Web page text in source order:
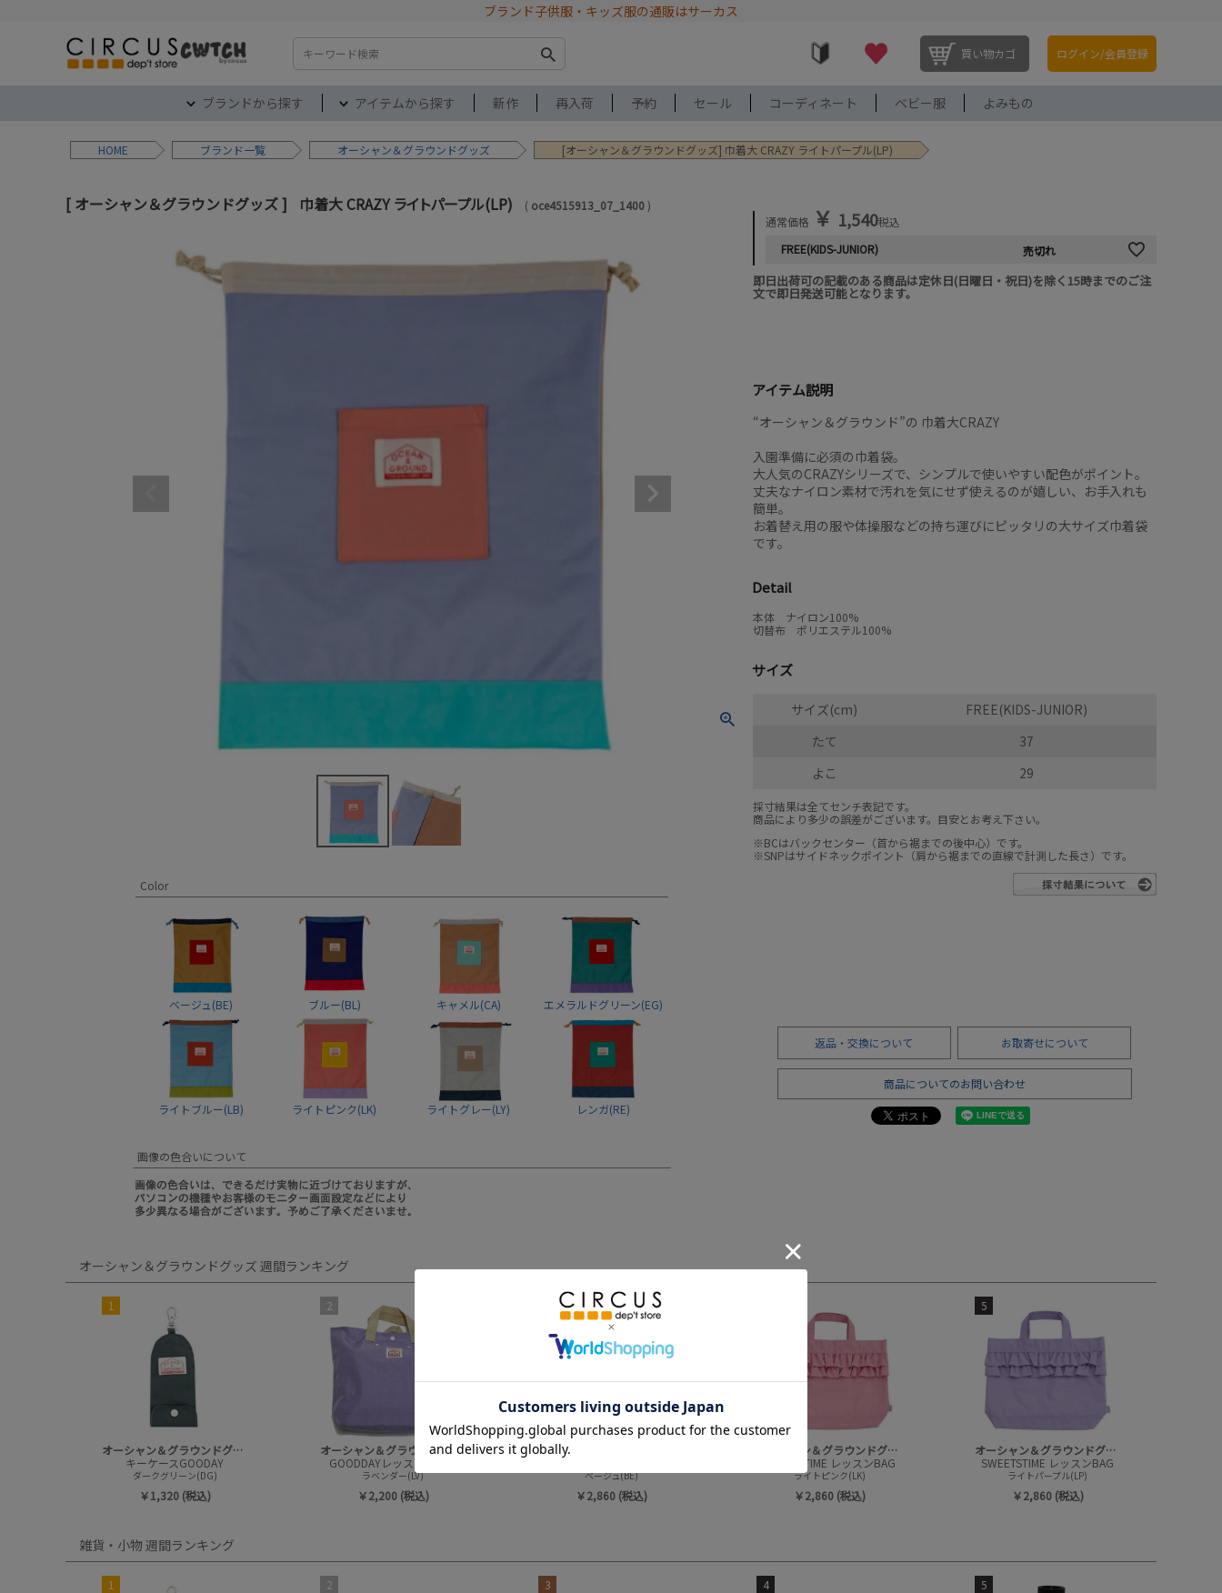
ブランド子供服・キッズ服の通販はサーカス
検索 買い物カゴ ログイン/会員登録
ブランドから探す アイテムから探す 新作 再入荷 予約 セール コーディネート ベビー服 よみもの
HOME ブランド オーシャン＆グラウンドグッズ [オーシャン＆グラウンドグッズ] 巾着大 CRAZY ライトパープル(LP)
オーシャン＆グラウンドグッズ 巾着大 CRAZY ライトパープル(LP) oce4515913_07_1400
Color
ベージュ(BE) ブルー(BL) キャメル(CA) エメラルドグリーン(EG)
ライトブルー(LB) ライトピンク(LK) ライトグレー(LY) レンガ(RE)
画像の色合いについて
通常価格 ￥ 1,540税込
FREE(KIDS-JUNIOR)
売切れ
即日出荷可の記載のある商品は定休日(日曜日・祝日)を除く15時までのご注
文で即日発送可能となります。
アイテム説明
“オーシャン＆グラウンド”の 巾着大CRAZY
入園準備に必須の巾着袋。
大人気のCRAZYシリーズで、シンプルで使いやすい配色がポイント。
丈夫なナイロン素材で汚れを気にせず使えるのが嬉しい、お手入れも
簡単。
お着替え用の服や体操服などの持ち運びにピッタリの大サイズ巾着袋
です。
Detail
本体 ナイロン100%
切替布 ポリエステル100%
サイズ
サイズ(cm)
FREE(KIDS-JUNIOR)
たて
37
よこ
29
採寸結果は全てセンチ表記です。
商品により多少の誤差がございます。目安とお考え下さい。
※BCはバックセンター（首から裾までの後中心）です。
※SNPはサイドネックポイント（肩から裾までの直線で計測した長さ）です。
返品・交換について お取寄せについて
商品についてのお問い合わせ
オーシャン＆グラウンドグッズ 週間ランキング
1
オーシャン＆グラウンドグッズ
キーケースGOODAY
ダークグリーン(DG)
￥1,320 (税込)
2
オーシャン＆グラウンドグッズ
GOODDAYレッスンバッグ
ラベンダー(LV)
￥2,200 (税込)
SWEETSTIME レッスンBAG
ベージュ(BE)
￥2,860 (税込)
オーシャン＆グラウンドグッズ
SWEETSTIME レッスンBAG
ライトピンク(LK)
￥2,860 (税込)
5
オーシャン＆グラウンドグッズ
SWEETSTIME レッスンBAG
ライトパープル(LP)
￥2,860 (税込)
雑貨・小物 週間ランキング
1 2 3 4 5